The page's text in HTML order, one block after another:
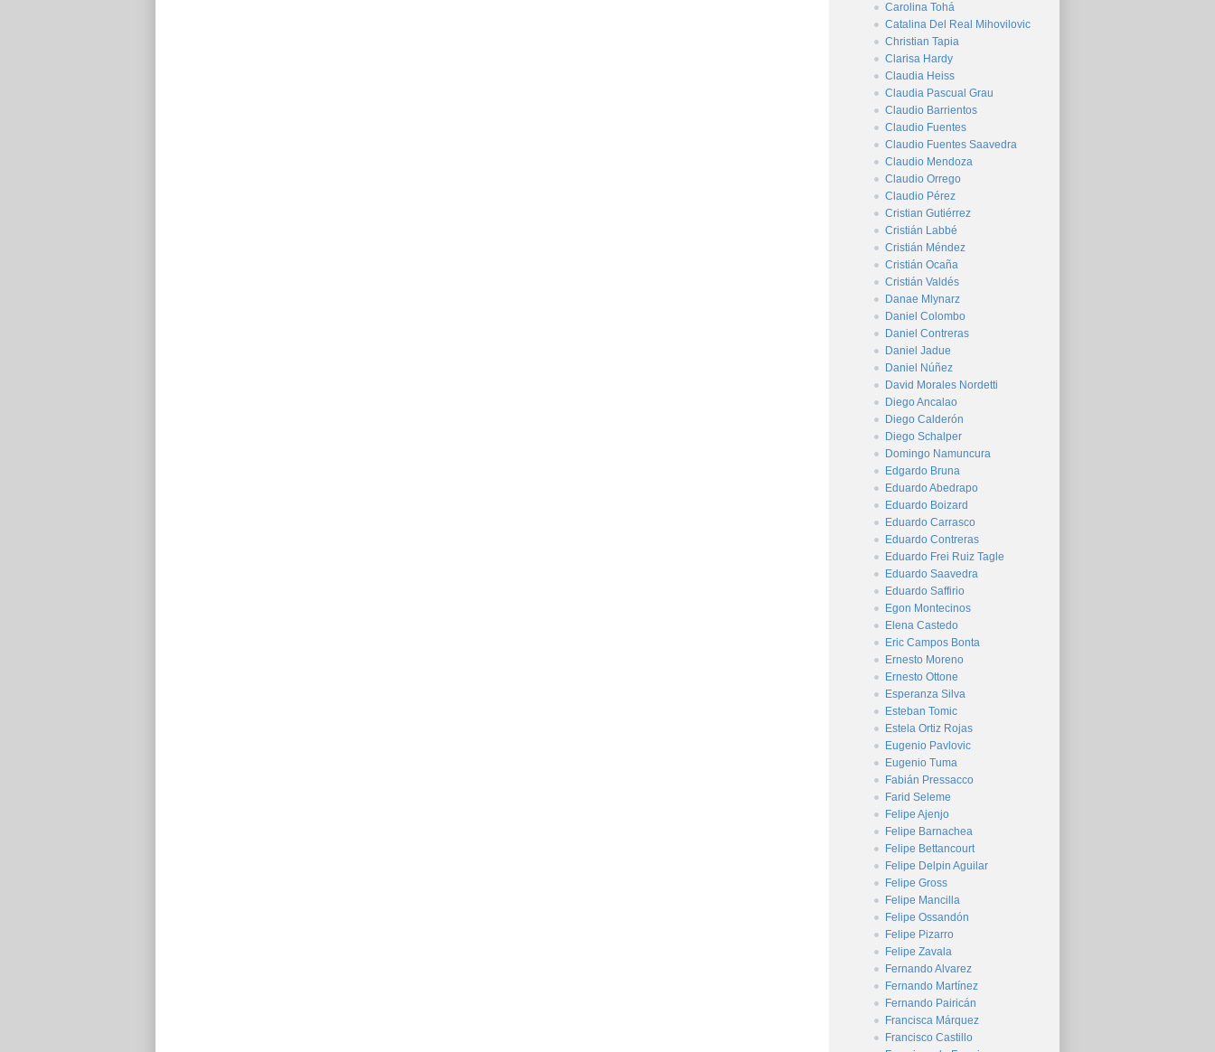
Carolina Tohá
Catalina Del Real Mihovilovic
Christian Tapia
Clarisa Hardy
Claudia Heiss
Claudia Pascual Grau
Claudio Barrientos
Claudio Fuentes
Claudio Fuentes Saavedra
Claudio Mendoza
Claudio Orrego
Claudio Pérez
Cristian Gutiérrez
Cristián Labbé
Cristián Méndez
Cristián Ocaña
Cristián Valdés
Danae Mlynarz
Daniel Colombo
Daniel Contreras
Daniel Jadue
Daniel Núñez
David Morales Nordetti
Diego Ancalao
Diego Calderón
Diego Schalper
Domingo Namuncura
Edgardo Bruna
Eduardo Abedrapo
Eduardo Boizard
Eduardo Carrasco
Eduardo Contreras
Eduardo Frei Ruiz Tagle
Eduardo Saavedra
Eduardo Saffirio
Egon Montecinos
Elena Castedo
Eric Campos Bonta
Ernesto Moreno
Ernesto Ottone
Esperanza Silva
Esteban Tomic
Estela Ortiz Rojas
Eugenio Pavlovic
Eugenio Tuma
Fabián Pressacco
Farid Seleme
Felipe Ajenjo
Felipe Barnachea
Felipe Bettancourt
Felipe Delpin Aguilar
Felipe Gross
Felipe Mancilla
Felipe Ossandón
Felipe Pizarro
Felipe Zavala
Fernando Alvarez
Fernando Martínez
Fernando Pairicán
Francisca Márquez
Francisco Castillo